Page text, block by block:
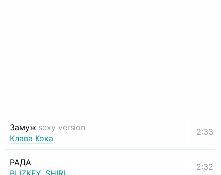
Замуж sexy version
Клава Кока
2:33
РАДА
2:32